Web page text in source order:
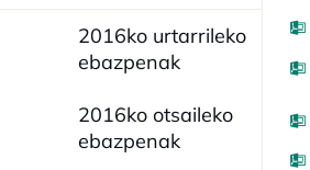
2016ko urtarrileko
ebazpenak
2016ko otsaileko
ebazpenak